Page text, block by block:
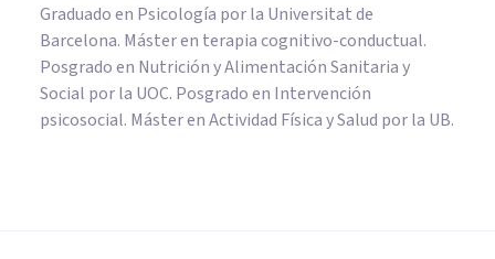
Graduado en Psicología por la Universitat de
Barcelona. Máster en terapia cognitivo-conductual.
Posgrado en Nutrición y Alimentación Sanitaria y
Social por la UOC. Posgrado en Intervención
psicosocial. Máster en Actividad Física y Salud por la UB.